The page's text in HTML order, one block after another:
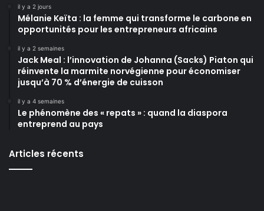
il y a 2 jours
Mélanie Keïta : la femme qui transforme le carbone en
opportunités pour les entrepreneurs africains
il y a 2 semaines
Jack Meal : l’innovation de Johanna (Sacks) Piaton qui
réinvente la marmite norvégienne pour économiser
jusqu’à 70 % d’énergie de cuisson
il y a 4 semaines
Le phénomène des « repats » : quand la diaspora
entreprend au pays
Articles récents